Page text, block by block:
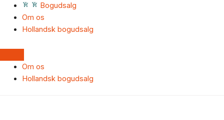
Bogudsalg
Om os
Hollandsk bogudsalg
Om os
Hollandsk bogudsalg